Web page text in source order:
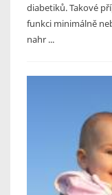
diabetiků. Takové
funkci minimálně
nahr ...